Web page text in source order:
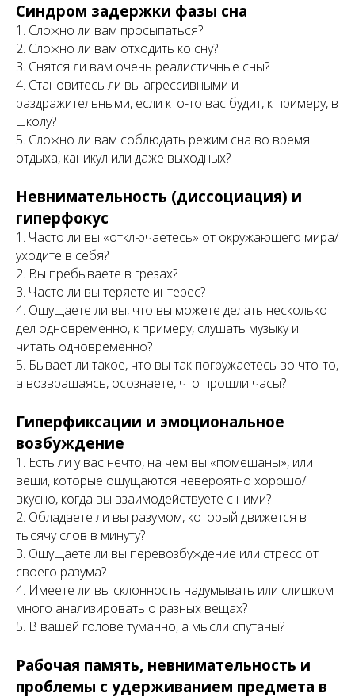
Синдром задержки фазы сна
1. Сложно ли вам просыпаться?
2. Сложно ли вам отходить ко сну?
3. Снятся ли вам очень реалистичные сны?
4. Становитесь ли вы агрессивными и
раздражительными, если кто-то вас будит, к примеру, в
школу?
5. Сложно ли вам соблюдать режим сна во время
отдыха, каникул или даже выходных?
Невнимательность (диссоциация) и
гиперфокус
1. Часто ли вы «отключаетесь» от окружающего мира/
уходите в себя?
2. Вы пребываете в грезах?
3. Часто ли вы теряете интерес?
4. Ощущаете ли вы, что вы можете делать несколько
дел одновременно, к примеру, слушать музыку и
читать одновременно?
5. Бывает ли такое, что вы так погружаетесь во что-то,
а возвращаясь, осознаете, что прошли часы?
Гиперфиксации и эмоциональное
возбуждение
1. Есть ли у вас нечто, на чем вы «помешаны», или
вещи, которые ощущаются невероятно хорошо/
вкусно, когда вы взаимодействуете с ними?
2. Обладаете ли вы разумом, который движется в
тысячу слов в минуту?
3. Ощущаете ли вы перевозбуждение или стресс от
своего разума?
4. Имеете ли вы склонность надумывать или слишком
много анализировать о разных вещах?
5. В вашей голове туманно, а мысли спутаны?
Рабочая память, невнимательность и
проблемы с удерживанием предмета в